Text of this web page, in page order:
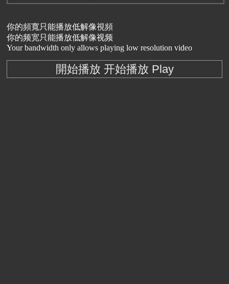
你的頻寬只能播放低解像視頻
你的频宽只能播放低解像视频
Your bandwidth only allows playing low resolution video
開始播放 开始播放 Play